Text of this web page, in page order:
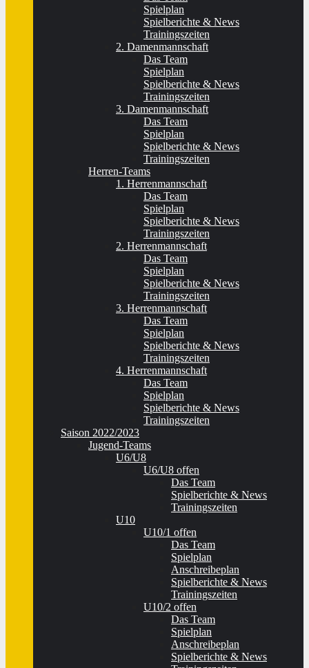
Spielplan
Spielberichte & News
Trainingszeiten
2. Damenmannschaft
Das Team
Spielplan
Spielberichte & News
Trainingszeiten
3. Damenmannschaft
Das Team
Spielplan
Spielberichte & News
Trainingszeiten
Herren-Teams
1. Herrenmannschaft
Das Team
Spielplan
Spielberichte & News
Trainingszeiten
2. Herrenmannschaft
Das Team
Spielplan
Spielberichte & News
Trainingszeiten
3. Herrenmannschaft
Das Team
Spielplan
Spielberichte & News
Trainingszeiten
4. Herrenmannschaft
Das Team
Spielplan
Spielberichte & News
Trainingszeiten
Saison 2022/2023
Jugend-Teams
U6/U8
U6/U8 offen
Das Team
Spielberichte & News
Trainingszeiten
U10
U10/1 offen
Das Team
Spielplan
Anschreibeplan
Spielberichte & News
Trainingszeiten
U10/2 offen
Das Team
Spielplan
Anschreibeplan
Spielberichte & News